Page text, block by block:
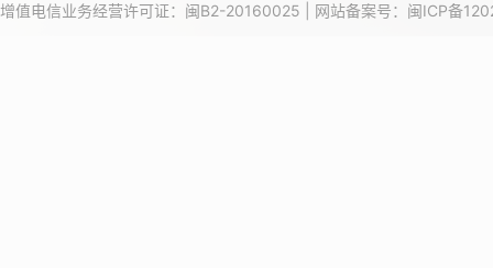
增值电信业务经营许可证：闽B2-20160025 | 网站备案号： 闽ICP备